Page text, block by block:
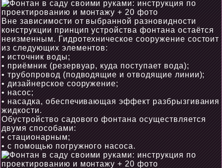
Вне зависимости от выбранной разновидности
конструкции принцип устройства фонтана остаётся
неизменным. Гидротехническое сооружение состоит
из следующих элементов:
• источник воды;
• приёмник (резервуар, куда поступает вода);
• трубопровод (подводящие и отводящие линии);
• дизайнерское сооружение;
• насос;
• насадка, обеспечивающая эффект разбрызгивания
жидкости.
Обустройство садового фонтана осуществляется
двумя способами:
• стационарным;
• с помощью погружного насоса.